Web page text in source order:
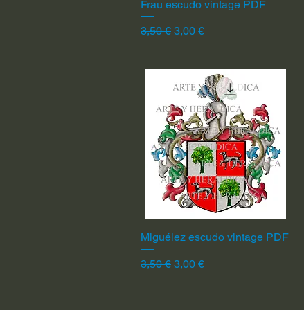
Vista rápida
Frau escudo vintage PDF
Precio
3,50 € Precio de oferta
3,00 €
Vista rápida
Miguélez escudo vintage PDF
Precio
3,50 € Precio de oferta
3,00 €